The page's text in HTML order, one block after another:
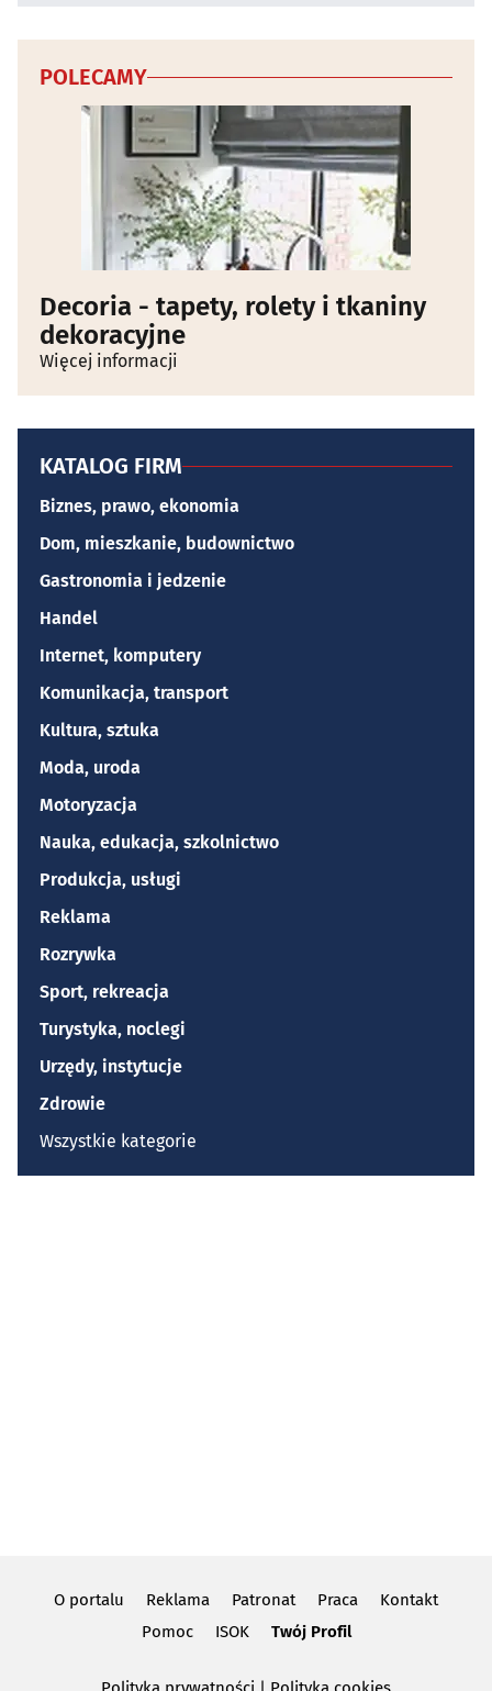
POLECAMY
Decoria - tapety, rolety i tkaniny
dekoracyjne
Więcej informacji
KATALOG FIRM
Biznes, prawo, ekonomia
Dom, mieszkanie, budownictwo
Gastronomia i jedzenie
Handel
Internet, komputery
Komunikacja, transport
Kultura, sztuka
Moda, uroda
Motoryzacja
Nauka, edukacja, szkolnictwo
Produkcja, usługi
Reklama
Rozrywka
Sport, rekreacja
Turystyka, noclegi
Urzędy, instytucje
Zdrowie
Wszystkie kategorie
O portalu Reklama Patronat Praca
Kontakt
Pomoc
ISOK Twój Profil